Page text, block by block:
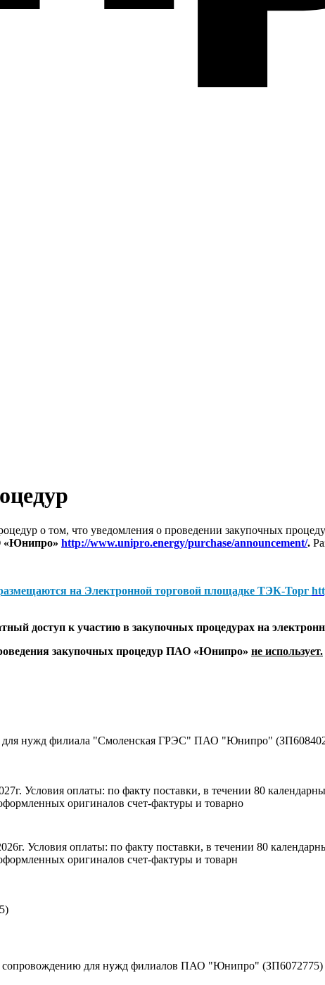
о том, что уведомления о проведении закупочных
«Юнипро» http://www.unipro.energy/purchase/announcement/.
на Электронной торговой площадке ТЭК-Торг
доступ к участию в закупочных процедурах на
закупочных процедур ПАО «Юнипро» не использует.
для нужд филиала "Смоленская ГРЭС" ПАО "Юнипро"
Условия оплаты: по факту поставки, в течении 80
оригиналов счет-фактуры и товарно
Условия оплаты: по факту поставки, в течении 80
оригиналов счет-фактуры и товарн
сопровождению для нужд филиалов ПАО "Юнипро" (ЗП6072775)